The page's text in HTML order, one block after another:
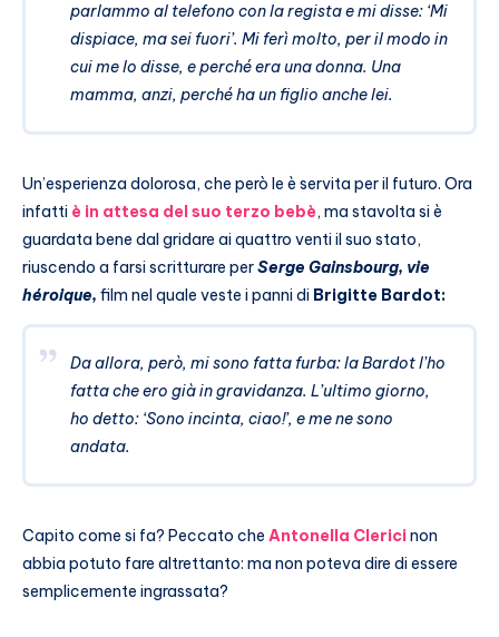
parlammo al telefono con la regista e mi disse: ‘Mi
dispiace, ma sei fuori’. Mi ferì molto, per il modo in
cui me lo disse, e perché era una donna. Una
mamma, anzi, perché ha un figlio anche lei.
Un’esperienza dolorosa, che però le è servita per il futuro. Ora
infatti è in attesa del suo terzo bebè, ma stavolta si è
guardata bene dal gridare ai quattro venti il suo stato,
riuscendo a farsi scritturare perSerge Gainsbourg, vie
héroique, film nel quale veste i panni di Brigitte Bardot:
Da allora, però, mi sono fatta furba: la Bardot l’ho
fatta che ero già in gravidanza. L’ultimo giorno,
ho detto: ‘Sono incinta, ciao!’, e me ne sono
andata.
Capito come si fa? Peccato che Antonella Clericinon
abbia potuto fare altrettanto: ma non poteva dire di essere
semplicemente ingrassata?